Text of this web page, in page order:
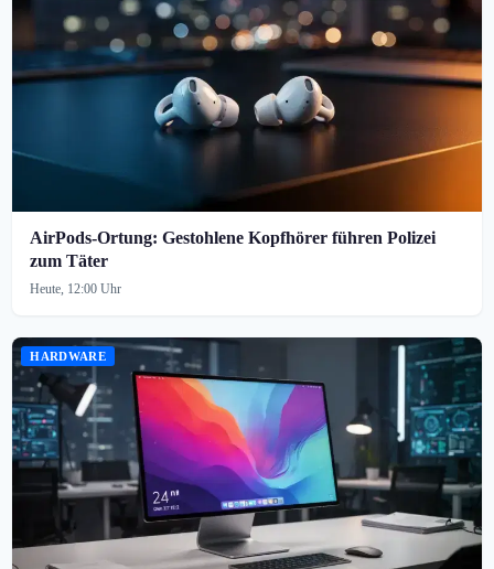
AirPods-Ortung: Gestohlene Kopfhörer führen Polizei
zum Täter
Heute, 12:00 Uhr
HARDWARE